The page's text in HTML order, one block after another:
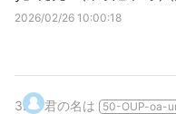
2026/02/26 10:00:18
3. 君の名は 50-OUP-oa-